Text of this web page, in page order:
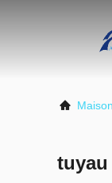
Maison